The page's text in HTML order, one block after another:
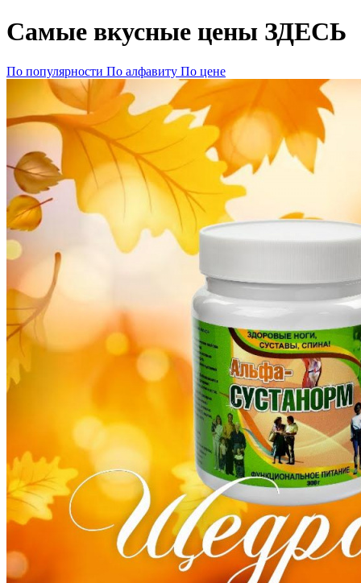
Самые вкусные цены ЗДЕСЬ
По популярности По алфавиту По цене